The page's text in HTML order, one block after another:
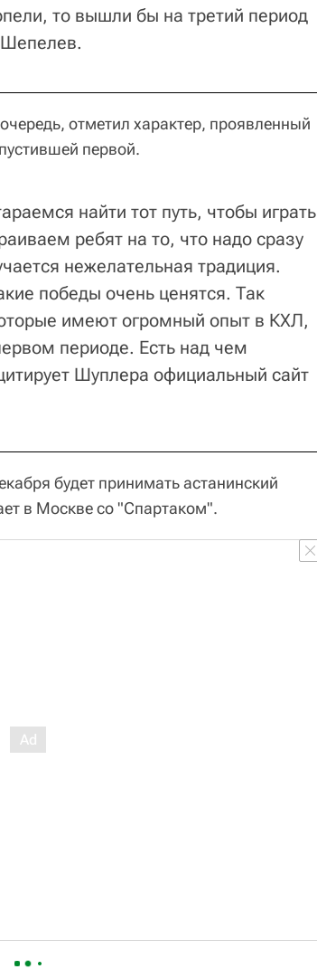
то вышли бы на третий период
Шепелев.
отметил характер, проявленный
первой.
найти тот путь, чтобы играть
ребят на то, что надо сразу
нежелательная традиция.
победы очень ценятся. Так
имеют огромный опыт в КХЛ,
периоде. Есть над чем
Шуплера официальный сайт
будет принимать астанинский
в Москве со "Спартаком".